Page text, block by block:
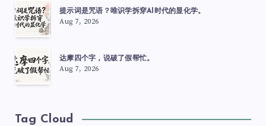
提示词是咒语？唯识学拆穿AI时代的显化学。
Aug 7, 2026
达摩四个字，说破了假帮忙。
Aug 7, 2026
Tag Cloud